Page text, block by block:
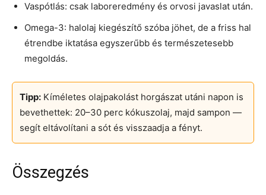
Vaspótlás: csak laboreredmény és orvosi javaslat után.
Omega-3: halolaj kiegészítő szóba jöhet, de a friss hal
étrendbe iktatása egyszerűbb és természetesebb
megoldás.
Tipp: Kíméletes olajpakolást horgászat utáni napon is
bevethettek: 20–30 perc kókuszolaj, majd sampon —
segít eltávolítani a sót és visszaadja a fényt.
Összegzés